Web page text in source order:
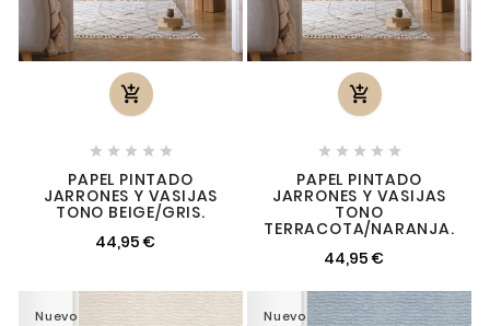

    
PAPEL PINTADO
JARRONES Y VASIJAS
TONO BEIGE/GRIS.
44,95 €

    
PAPEL PINTADO
JARRONES Y VASIJAS
TONO
TERRACOTA/NARANJA.
44,95 €
Nuevo Nuevo